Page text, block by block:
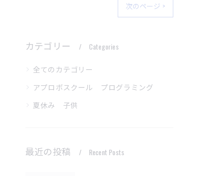
次のページ >
カテゴリー Categories
全てのカテゴリー
アプロボスクール プログラミング
夏休み 子供
最近の投稿 Recent Posts